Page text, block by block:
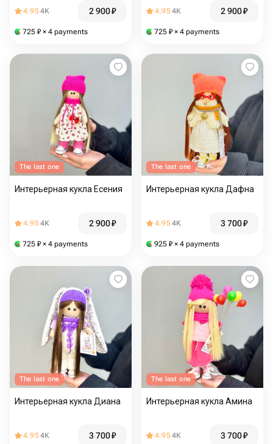
4.954K 2 900₽
725 ₽ × 4 payments
4.954K 2 900₽
725 ₽ × 4 payments
The last one
Интерьерная кукла Есения
4.954K 2 900₽
725 ₽ × 4 payments
The last one
Интерьерная кукла Дафна
4.954K 3 700₽
925 ₽ × 4 payments
The last one
Интерьерная кукла Диана
4.954K 3 700₽
The last one
Интерьерная кукла Амина
4.954K 3 700₽